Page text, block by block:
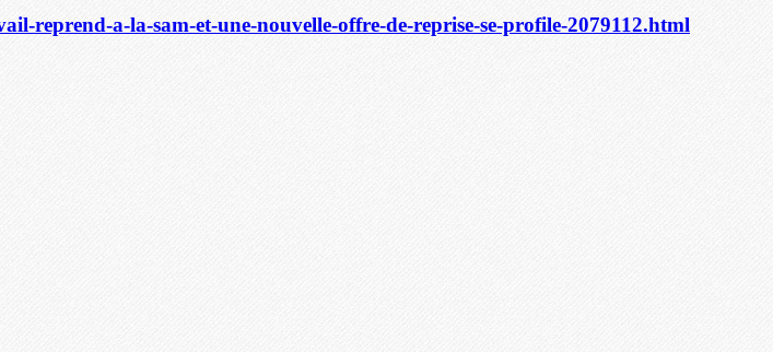
reprend-a-la-sam-et-une-nouvelle-offre-de-reprise-se-profile-2079112.html